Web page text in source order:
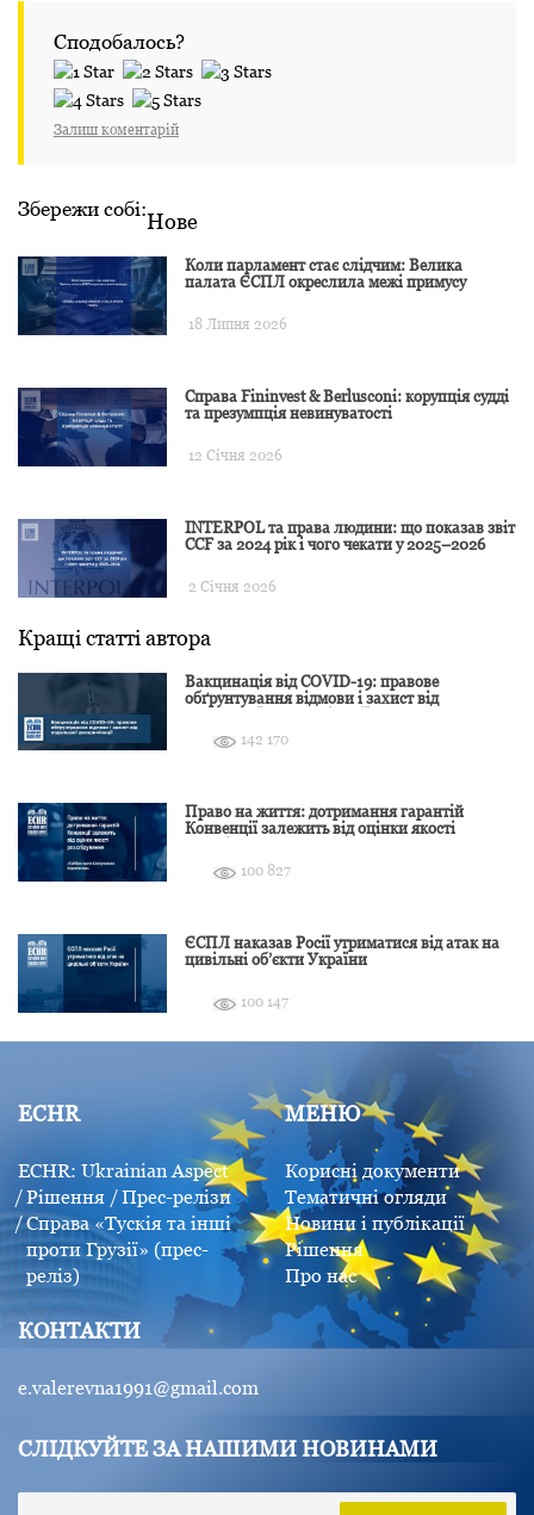
Сподобалось?
Залиш коментарій
Збережи собі:Нове
Коли парламент стає слідчим: Велика
палата ЄСПЛ окреслила межі примусу
18 Липня 2026
Справа Fininvest & Berlusconi: корупція судді
та презумпція невинуватості
12 Січня 2026
INTERPOL та права людини: що показав звіт
CCF за 2024 рік і чого чекати у 2025–2026
2 Січня 2026
Кращі статті автора
Вакцинація від COVID-19: правове
обґрунтування відмови і захист від
142 170
Право на життя: дотримання гарантій
Конвенції залежить від оцінки якості
100 827
ЄСПЛ наказав Росії утриматися від атак на
цивільні об’єкти України
100 147
ECHR
ECHR: Ukrainian Aspect
Рішення
Прес-релізи
Справа «Tускія та інші
проти Грузії» (прес-
реліз)
МЕНЮ
Корисні документи
Тематичні огляди
Новини і публікації
Рішення
Про нас
КОНТАКТИ
e.valerevna1991@gmail.com
СЛІДКУЙТЕ ЗА НАШИМИ НОВИНАМИ